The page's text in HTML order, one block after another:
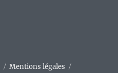
Mentions légales